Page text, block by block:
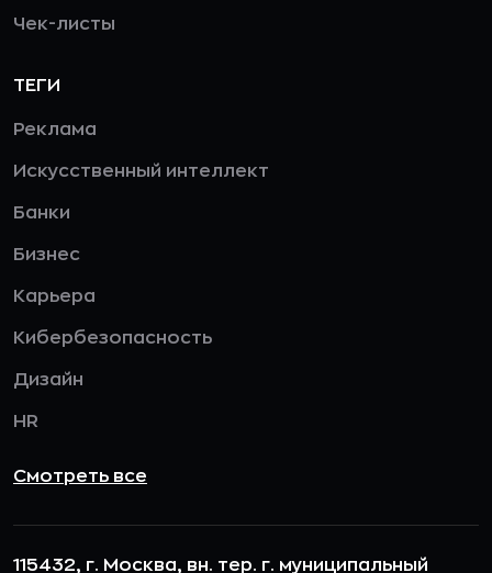
Чек-листы
ТЕГИ
Реклама
Искусственный интеллект
Банки
Бизнес
Карьера
Кибербезопасность
Дизайн
HR
Смотреть все
115432, г. Москва, вн. тер. г. муниципальный